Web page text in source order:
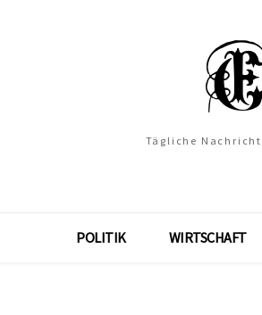
Tägliche
POLITIK WIRTSCHAFT